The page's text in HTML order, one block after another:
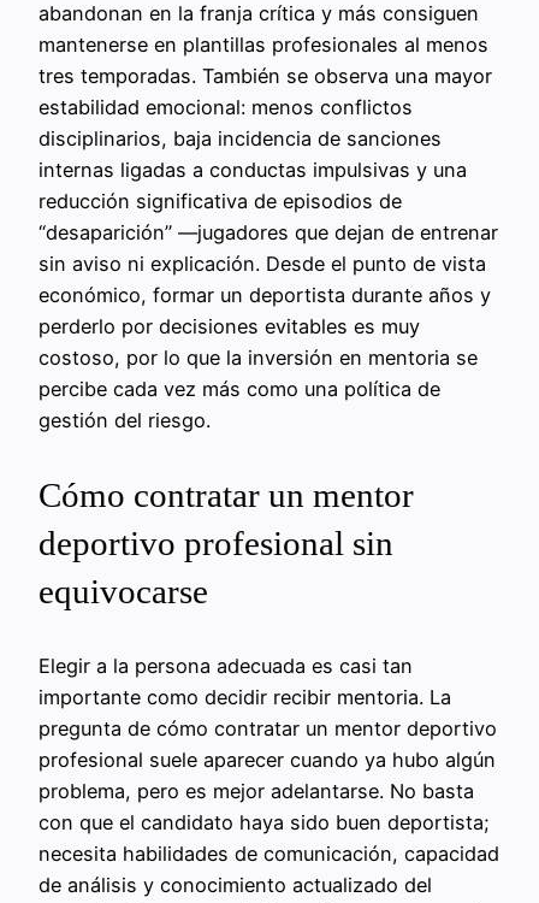
abandonan en la franja crítica y más consiguen
mantenerse en plantillas profesionales al menos
tres temporadas. También se observa una mayor
estabilidad emocional: menos conflictos
disciplinarios, baja incidencia de sanciones
internas ligadas a conductas impulsivas y una
reducción significativa de episodios de
“desaparición” —jugadores que dejan de entrenar
sin aviso ni explicación. Desde el punto de vista
económico, formar un deportista durante años y
perderlo por decisiones evitables es muy
costoso, por lo que la inversión en mentoria se
percibe cada vez más como una política de
gestión del riesgo.
Cómo contratar un mentor
deportivo profesional sin
equivocarse
Elegir a la persona adecuada es casi tan
importante como decidir recibir mentoria. La
pregunta de cómo contratar un mentor deportivo
profesional suele aparecer cuando ya hubo algún
problema, pero es mejor adelantarse. No basta
con que el candidato haya sido buen deportista;
necesita habilidades de comunicación, capacidad
de análisis y conocimiento actualizado del